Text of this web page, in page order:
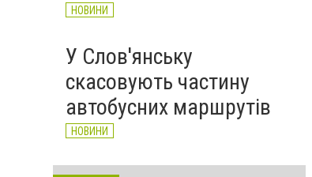
НОВИНИ
У Слов'янську
скасовують частину
автобусних маршрутів
НОВИНИ